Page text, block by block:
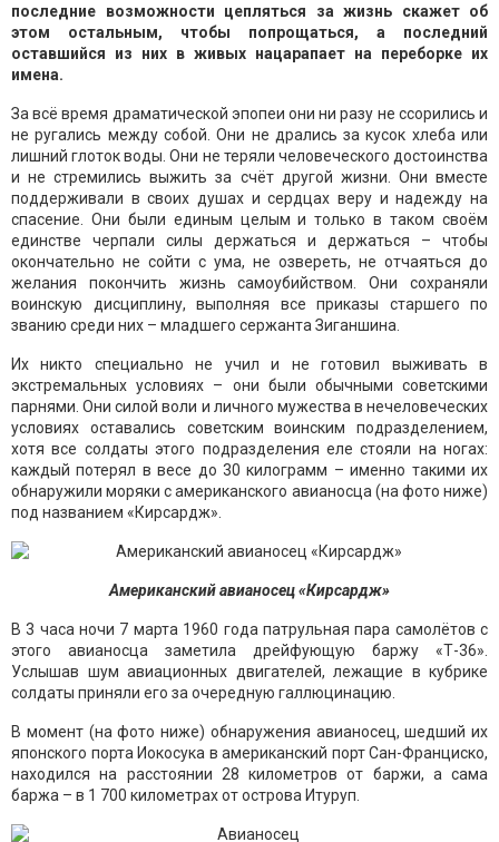
последние возможности цепляться за жизнь скажет об
этом остальным, чтобы попрощаться, а последний
оставшийся из них в живых нацарапает на переборке их
имена.
За всё время драматической эпопеи они ни разу не ссорились и
не ругались между собой. Они не дрались за кусок хлеба или
лишний глоток воды. Они не теряли человеческого достоинства
и не стремились выжить за счёт другой жизни. Они вместе
поддерживали в своих душах и сердцах веру и надежду на
спасение. Они были единым целым и только в таком своём
единстве черпали силы держаться и держаться – чтобы
окончательно не сойти с ума, не озвереть, не отчаяться до
желания покончить жизнь самоубийством. Они сохраняли
воинскую дисциплину, выполняя все приказы старшего по
званию среди них – младшего сержанта Зиганшина.
Их никто специально не учил и не готовил выживать в
экстремальных условиях – они были обычными советскими
парнями. Они силой воли и личного мужества в нечеловеческих
условиях оставались советским воинским подразделением,
хотя все солдаты этого подразделения еле стояли на ногах:
каждый потерял в весе до 30 килограмм – именно такими их
обнаружили моряки с американского авианосца (на фото ниже)
под названием «Кирсардж».
Американский авианосец «Кирсардж»
В 3 часа ночи 7 марта 1960 года патрульная пара самолётов с
этого авианосца заметила дрейфующую баржу «Т-36».
Услышав шум авиационных двигателей, лежащие в кубрике
солдаты приняли его за очередную галлюцинацию.
В момент (на фото ниже) обнаружения авианосец, шедший их
японского порта Иокосука в американский порт Сан-Франциско,
находился на расстоянии 28 километров от баржи, а сама
баржа – в 1 700 километрах от острова Итуруп.